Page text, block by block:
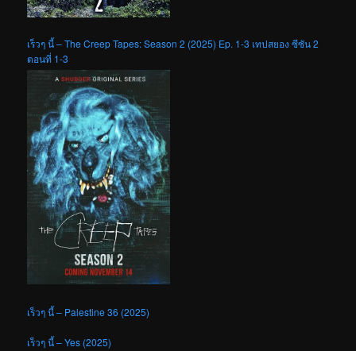
เร็วๆ นี้ – The Creep Tapes: Season 2 (2025) Ep. 1-3 เทปสยอง ซีซัน 2
ตอนที่ 1-3
เร็วๆ นี้ – Palestine 36 (2025)
เร็วๆ นี้ – Yes (2025)